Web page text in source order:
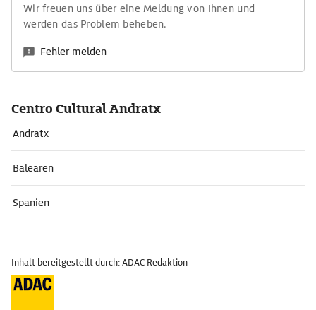
Wir freuen uns über eine Meldung von Ihnen und
werden das Problem beheben.
Fehler melden
Centro Cultural Andratx
Andratx
Balearen
Spanien
Inhalt bereitgestellt durch: ADAC Redaktion